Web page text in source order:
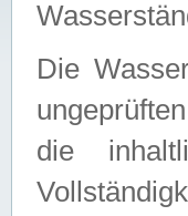
Die
die